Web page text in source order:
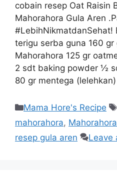
cobain resep Oat Raisin
Mahorahora Gula Aren
#LebihNikmatdanSehat!
terigu serba guna 160
Mahorahora 125 gr
2 sdt baking powder ½
80 gr mentega
Mama Hore's Recipe
mahorahora,
resep gula aren
Leave